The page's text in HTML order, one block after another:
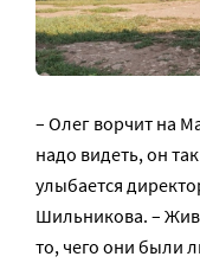
– Олег ворчит на
надо видеть, он
улыбается
Шильникова. –
то, чего они были